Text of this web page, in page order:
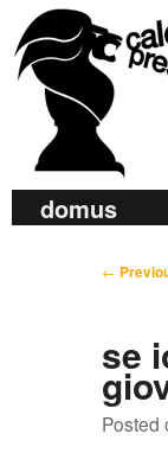
calepio
©
a
Skip
Skip
secondary
domus
P
t
n
a
←
se
Posted